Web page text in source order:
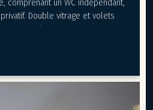
comprenant un WC indépendant,
Double vitrage et volets
privatives ainsi qu’un
fin d’année Dépôt de garantie :
et de restauration non